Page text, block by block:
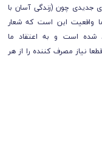
جدیدی چون (زندگی آسان با
واقعیت این است که شعار
شده است و به اعتقاد ما
نیاز مصرف کننده را از هر